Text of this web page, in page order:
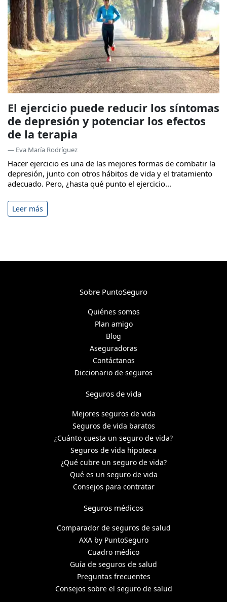
El ejercicio puede reducir los síntomas
de depresión y potenciar los efectos
de la terapia
— Eva María Rodríguez
Hacer ejercicio es una de las mejores formas de combatir la
depresión, junto con otros hábitos de vida y el tratamiento
adecuado. Pero, ¿hasta qué punto el ejercicio...
Leer más
Sobre PuntoSeguro
Quiénes somos
Plan amigo
Blog
Aseguradoras
Contáctanos
Diccionario de seguros
Seguros de vida
Mejores seguros de vida
Seguros de vida baratos
¿Cuánto cuesta un seguro de vida?
Seguros de vida hipoteca
¿Qué cubre un seguro de vida?
Qué es un seguro de vida
Consejos para contratar
Seguros médicos
Comparador de seguros de salud
AXA by PuntoSeguro
Cuadro médico
Guía de seguros de salud
Preguntas frecuentes
Consejos sobre el seguro de salud